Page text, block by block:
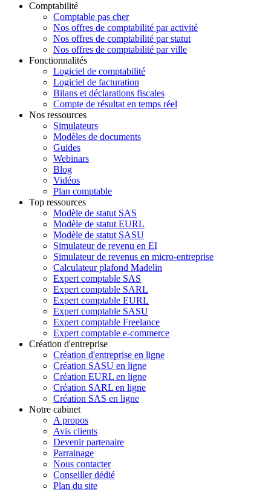
Comptabilité
Comptable pas cher
Nos offres de comptabilité par activité
Nos offres de comptabilité par statut
Nos offres de comptabilité par ville
Fonctionnalités
Logiciel de comptabilité
Logiciel de facturation
Bilans et déclarations fiscales
Compte de résultat en temps réel
Nos ressources
Simulateurs
Modèles de documents
Guides
Webinars
Blog
Vidéos
Plan comptable
Top ressources
Modèle de statut SAS
Modèle de statut EURL
Modèle de statut SASU
Simulateur de revenu en EI
Simulateur de revenus en micro-entreprise
Calculateur plafond Madelin
Expert comptable SAS
Expert comptable SARL
Expert comptable EURL
Expert comptable SASU
Expert comptable Freelance
Expert comptable e-commerce
Création d'entreprise
Création d'entreprise en ligne
Création SASU en ligne
Création EURL en ligne
Création SARL en ligne
Création SAS en ligne
Notre cabinet
A propos
Avis clients
Devenir partenaire
Parrainage
Nous contacter
Conseiller dédié
Plan du site